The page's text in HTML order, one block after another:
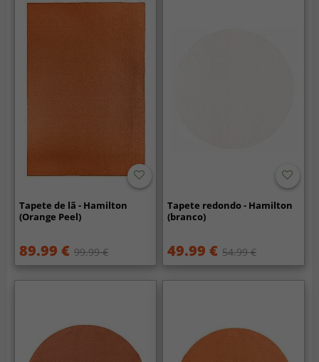
Tapete de lã - Hamilton
(Orange Peel)
89.99 € 99.99 €
Tapete redondo - Hamilton
(branco)
49.99 € 54.99 €